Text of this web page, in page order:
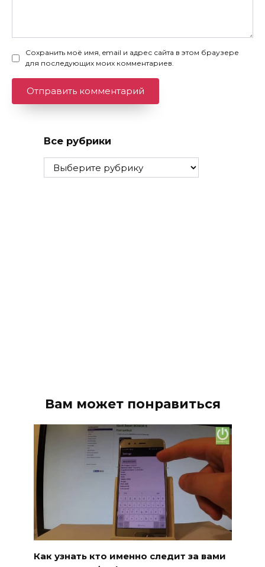
Сохранить моё имя, email и адрес сайта в этом браузере
для последующих моих комментариев.
Все рубрики
Все
рубрики
Вам может понравиться
Как узнать кто именно следит за вами